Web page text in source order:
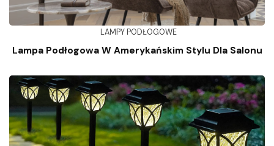
LAMPY PODŁOGOWE
Lampa Podłogowa W Amerykańskim Stylu Dla Salonu